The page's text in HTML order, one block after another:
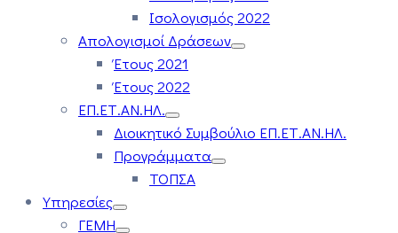
Ισολογισμός 2022
Απολογισμοί Δράσεων
Έτους 2021
Έτους 2022
ΕΠ.ΕΤ.ΑΝ.ΗΛ.
Διοικητικό Συμβούλιο ΕΠ.ΕΤ.ΑΝ.ΗΛ.
Προγράμματα
ΤΟΠΣΑ
Υπηρεσίες
ΓΕΜΗ